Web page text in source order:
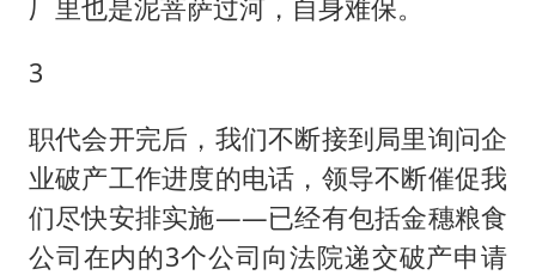
厂里也是泥菩萨过河，自身难保。
3
职代会开完后，我们不断接到局里询问企
业破产工作进度的电话，领导不断催促我
们尽快安排实施——已经有包括金穗粮食
公司在内的3个公司向法院递交破产申请